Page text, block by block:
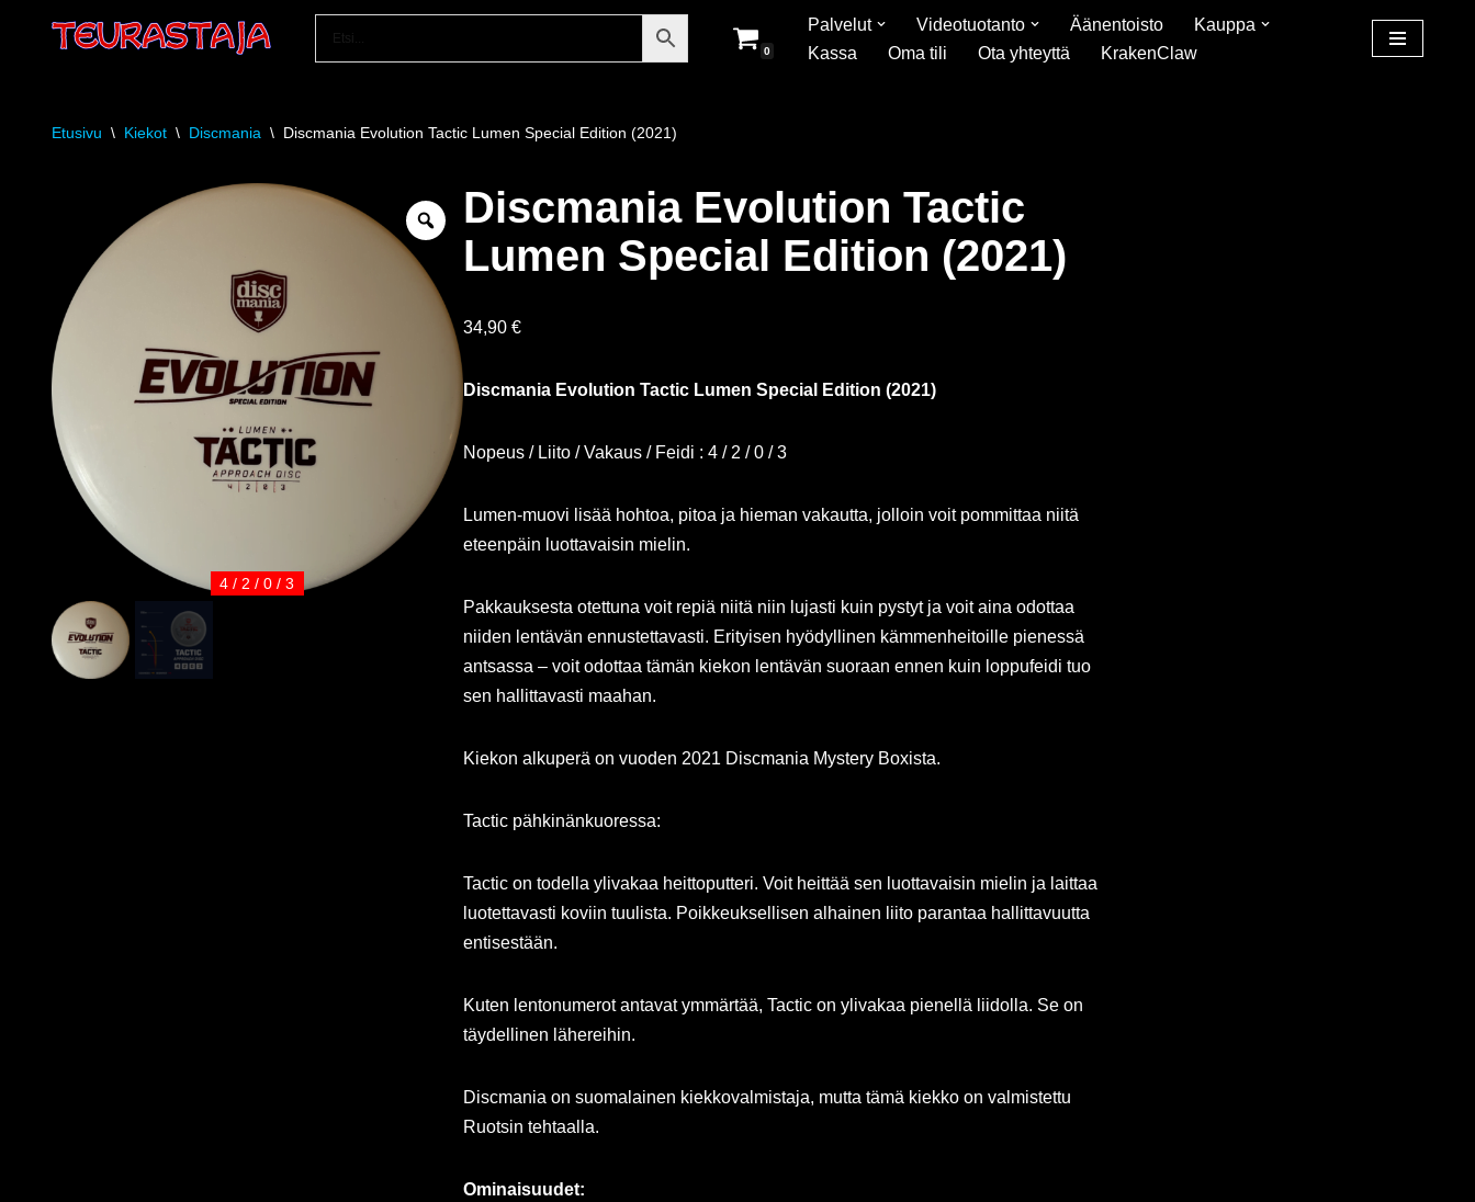
0
Palvelut Videotuotanto Äänentoisto
Kauppa
Kassa
Oma tili Ota yhteyttä KrakenClaw
Etusivu \ Kiekot \ Discmania \ Discmania Evolution Tactic Lumen Special Edition (2021)
4 / 2 / 0 / 3
Discmania Evolution Tactic
Lumen Special Edition (2021)
34,90 €
Discmania Evolution Tactic Lumen Special Edition (2021)
Nopeus / Liito / Vakaus / Feidi : 4 / 2 / 0 / 3
Lumen-muovi lisää hohtoa, pitoa ja hieman vakautta, jolloin voit pommittaa niitä
eteenpäin luottavaisin mielin.
Pakkauksesta otettuna voit repiä niitä niin lujasti kuin pystyt ja voit aina odottaa
niiden lentävän ennustettavasti. Erityisen hyödyllinen kämmenheitoille pienessä
antsassa – voit odottaa tämän kiekon lentävän suoraan ennen kuin loppufeidi tuo
sen hallittavasti maahan.
Kiekon alkuperä on vuoden 2021 Discmania Mystery Boxista.
Tactic pähkinänkuoressa:
Tactic on todella ylivakaa heittoputteri. Voit heittää sen luottavaisin mielin ja laittaa
luotettavasti koviin tuulista. Poikkeuksellisen alhainen liito parantaa hallittavuutta
entisestään.
Kuten lentonumerot antavat ymmärtää, Tactic on ylivakaa pienellä liidolla. Se on
täydellinen lähereihin.
Discmania on suomalainen kiekkovalmistaja, mutta tämä kiekko on valmistettu
Ruotsin tehtaalla.
Ominaisuudet: